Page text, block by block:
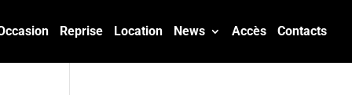
Reprise Location News Accès Contacts